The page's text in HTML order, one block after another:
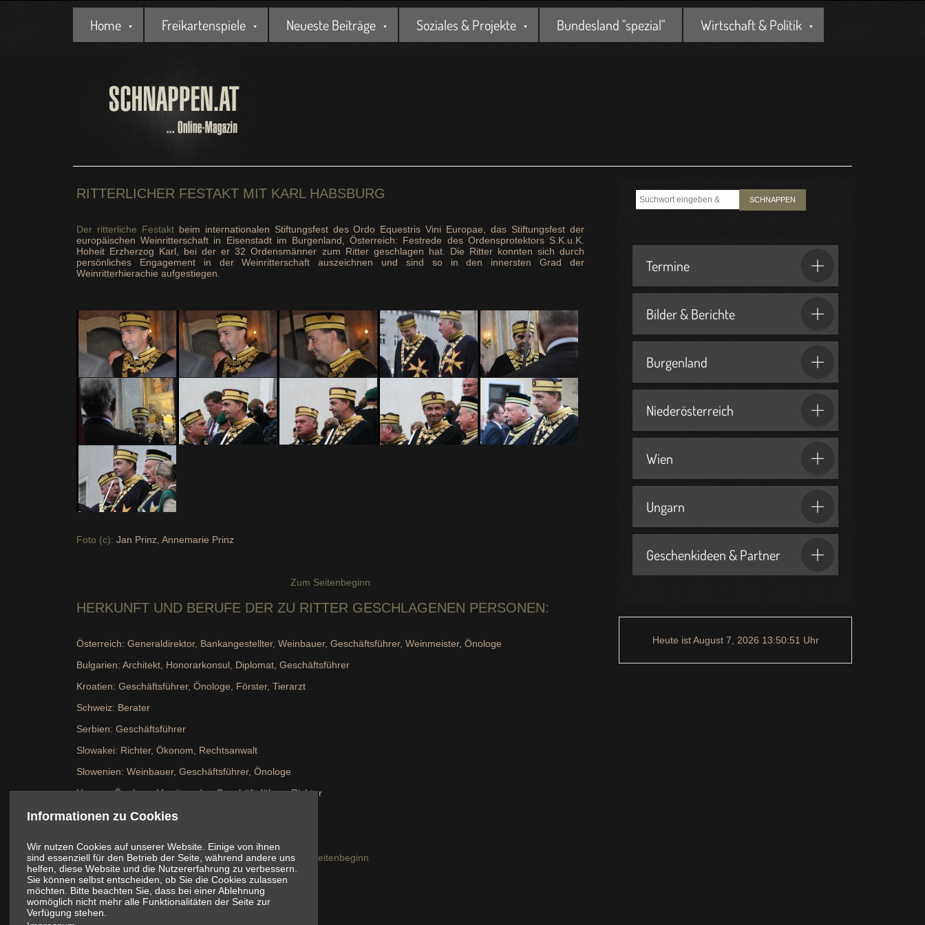
Informationen zu Cookies
Wir nutzen Cookies auf unserer Website. Einige von ihnen
sind essenziell für den Betrieb der Seite, während andere uns
helfen, diese Website und die Nutzererfahrung zu verbessern.
Sie können selbst entscheiden, ob Sie die Cookies zulassen
möchten. Bitte beachten Sie, dass bei einer Ablehnung
womöglich nicht mehr alle Funktionalitäten der Seite zur
Verfügung stehen.
Home Freikartenspiele Neueste Beiträge Soziales & Projekte Bundesland "spezial" Wirtschaft & Politik
RITTERLICHER FESTAKT MIT KARL HABSBURG
Der ritterliche Festakt beim internationalen Stiftungsfest des Ordo Equestris Vini Europae, das Stiftungsfest der
europäischen Weinritterschaft in Eisenstadt im Burgenland, Österreich: Festrede des Ordensprotektors S.K.u.K.
Hoheit Erzherzog Karl, bei der er 32 Ordensmänner zum Ritter geschlagen hat. Die Ritter konnten sich durch
persönliches Engagement in der Weinritterschaft auszeichnen und sind so in den innersten Grad der
Weinritterhierachie aufgestiegen.
Foto (c): Jan Prinz, Annemarie Prinz
Zum Seitenbeginn
HERKUNFT UND BERUFE DER ZU RITTER GESCHLAGENEN PERSONEN:
Österreich: Generaldirektor, Bankangestellter, Weinbauer, Geschäftsführer, Weinmeister, Önologe
Bulgarien: Architekt, Honorarkonsul, Diplomat, Geschäftsführer
Kroatien: Geschäftsführer, Önologe, Förster, Tierarzt
Schweiz: Berater
Serbien: Geschäftsführer
Slowakei: Richter, Ökonom, Rechtsanwalt
Slowenien: Weinbauer, Geschäftsführer, Önologe
Ungarn: Önologe, Vorsitzender, Geschäftsführer, Richter
Zurück zur Stiftungsfest -
Zum Seitenbeginn
SCHNAPPEN
Termine
Bilder & Berichte
Burgenland
Niederösterreich
Wien
Ungarn
Geschenkideen & Partner
Heute istAugust 7, 2026 13:50:52 Uhr